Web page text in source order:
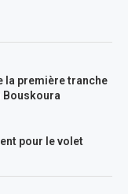
la première tranche
Bouskoura
pour le volet